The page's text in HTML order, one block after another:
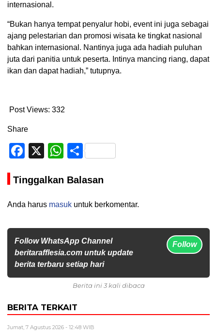
internasional.
“Bukan hanya tempat penyalur hobi, event ini juga sebagai
ajang pelestarian dan promosi wisata ke tingkat nasional
bahkan internasional. Nantinya juga ada hadiah puluhan
juta dari panitia untuk peserta. Intinya mancing riang, dapat
ikan dan dapat hadiah,” tutupnya.
Post Views: 332
Share
Facebook
X WhatsApp
Share
Tinggalkan Balasan
Anda harus masuk untuk berkomentar.
Follow WhatsApp Channel
beritarafflesia.com untuk update
berita terbaru setiap hari
Follow
Berita ini 3 kali dibaca
BERITA TERKAIT
Jumat, 7 Agustus 2026 - 12:48 WIB